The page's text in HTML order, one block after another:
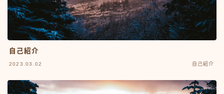
自己紹介
2023.03.02 自己紹介